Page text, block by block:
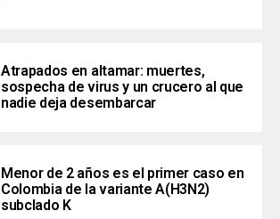
Atrapados en altamar: muertes,
sospecha de virus y un crucero al que
nadie deja desembarcar
Menor de 2 años es el primer caso en
Colombia de la variante A(H3N2)
subclado K